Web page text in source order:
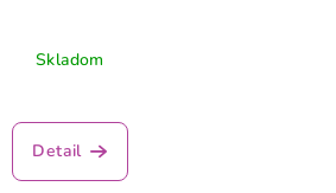
Skladom
Detail